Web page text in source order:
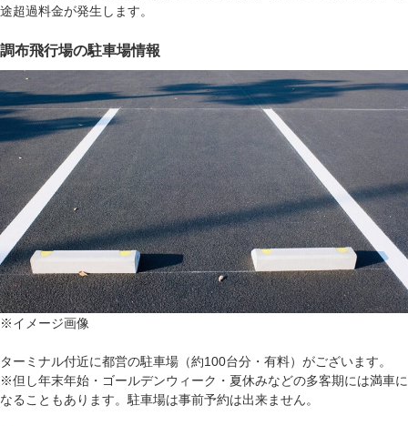
途超過料金が発生します。
調布飛行場の駐車場情報
※イメージ画像
ターミナル付近に都営の駐車場（約100台分・有料）がございます。
※但し年末年始・ゴールデンウィーク・夏休みなどの多客期には満車に
なることもあります。駐車場は事前予約は出来ません。